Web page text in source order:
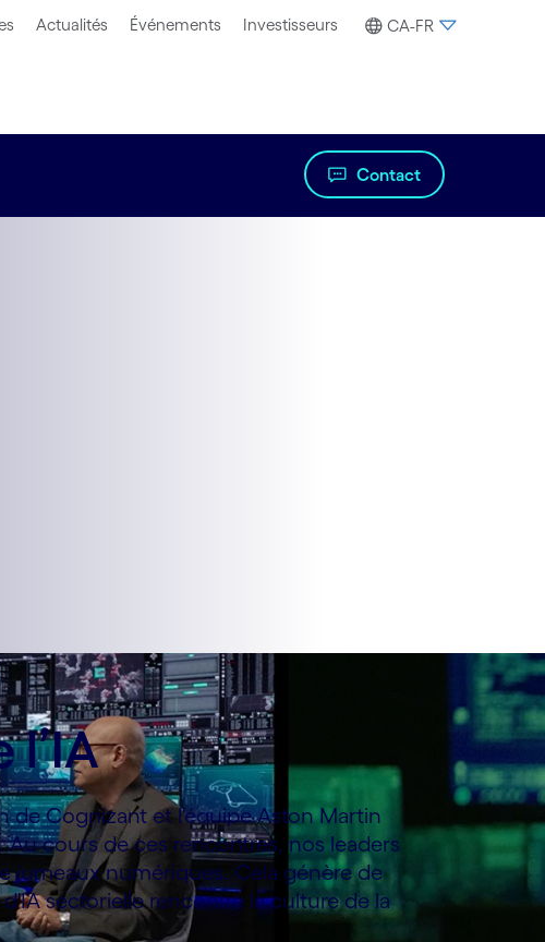
Actualités Événements Investisseurs CA-FR
Contact
l’IA
de Cognizant et l'équipe Aston Martin
cours de ces rencontres, nos leaders
jumeaux numériques. Cela génère de
sectorielle rencontre la culture de la